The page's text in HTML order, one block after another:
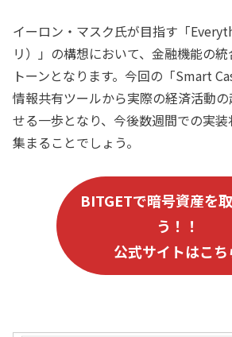
イーロン・マスク氏が目指す「
リ）」の構想において、金融機能の
トーンとなります。今回の「Smart
情報共有ツールから実際の経済活動
せる一歩となり、今後数週間での実
集まることでしょう。
BITGETで暗号資産を
う！！
公式サイトはこち